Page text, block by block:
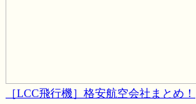
［LCC飛行機］格安航空会社まとめ！